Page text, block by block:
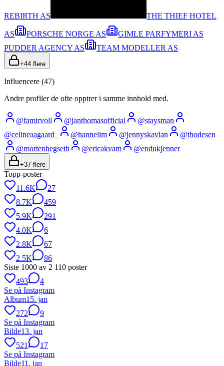
REBIRTH AS THE THIEF HOTEL
AS PORSCHE NORGE AS
GIMLE PARFYMERI AS
PUDDER AGENCY AS
TEAM MODELLER AS
+44 flere
Influencere (47)
Andre profiler de ofte opptrer i samme innhold med.
@famirvoll @janthomasofficial @staysman
@celineaagaard_ @hannelim @jennyskavlan @thodesen
@mortenhegseth @ericakvam @endukjenner
+37 flere
Topp-poster
11.6K
27
8.7K
459
5.9K
291
4.0K
6
2.8K
67
2.5K
86
Siste 1000 av 2 110 poster
493
4
Se på Instagram
Album15. jan
272
9
Se på Instagram
Bilde13. jan
521
17
Se på Instagram
Bilde11. jan